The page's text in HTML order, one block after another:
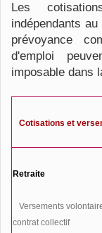
Les
indépendants
prévoyance
d'emploi
imposable dans
Cotisations et
Retraite
Versements
contrat collectif